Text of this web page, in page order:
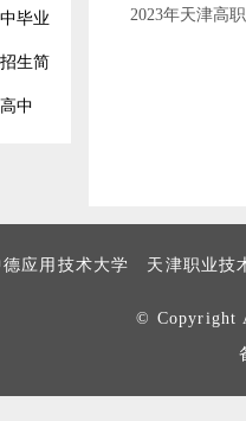
毕业
生简
中
2023年天津高
应用技术大学 天津职业技
© Copyright